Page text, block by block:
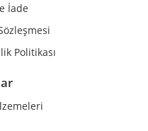
İade
Politikası